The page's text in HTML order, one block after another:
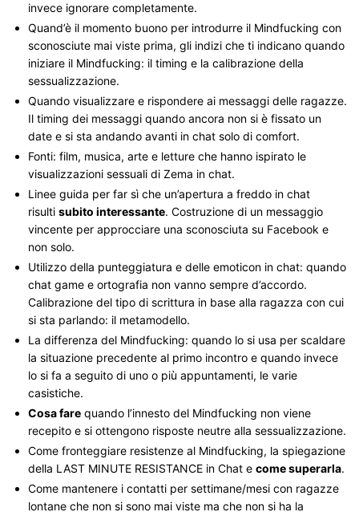
invece ignorare completamente.
Quand’è il momento buono per introdurre il Mindfucking con
sconosciute mai viste prima, gli indizi che ti indicano quando
iniziare il Mindfucking: il timing e la calibrazione della
sessualizzazione.
Quando visualizzare e rispondere ai messaggi delle ragazze.
Il timing dei messaggi quando ancora non si è fissato un
date e si sta andando avanti in chat solo di comfort.
Fonti: film, musica, arte e letture che hanno ispirato le
visualizzazioni sessuali di Zema in chat.
Linee guida per far sì che un’apertura a freddo in chat
risulti subito interessante. Costruzione di un messaggio
vincente per approcciare una sconosciuta su Facebook e
non solo.
Utilizzo della punteggiatura e delle emoticon in chat: quando
chat game e ortografia non vanno sempre d’accordo.
Calibrazione del tipo di scrittura in base alla ragazza con cui
si sta parlando: il metamodello.
La differenza del Mindfucking: quando lo si usa per scaldare
la situazione precedente al primo incontro e quando invece
lo si fa a seguito di uno o più appuntamenti, le varie
casistiche.
Cosa fare quando l’innesto del Mindfucking non viene
recepito e si ottengono risposte neutre alla sessualizzazione.
Come fronteggiare resistenze al Mindfucking, la spiegazione
della LAST MINUTE RESISTANCE in Chat e come superarla.
Come mantenere i contatti per settimane/mesi con ragazze
lontane che non si sono mai viste ma che non si ha la